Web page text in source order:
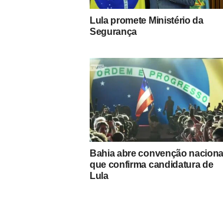
Lula promete Ministério da
Segurança
Bahia abre convenção nacional
que confirma candidatura de
Lula